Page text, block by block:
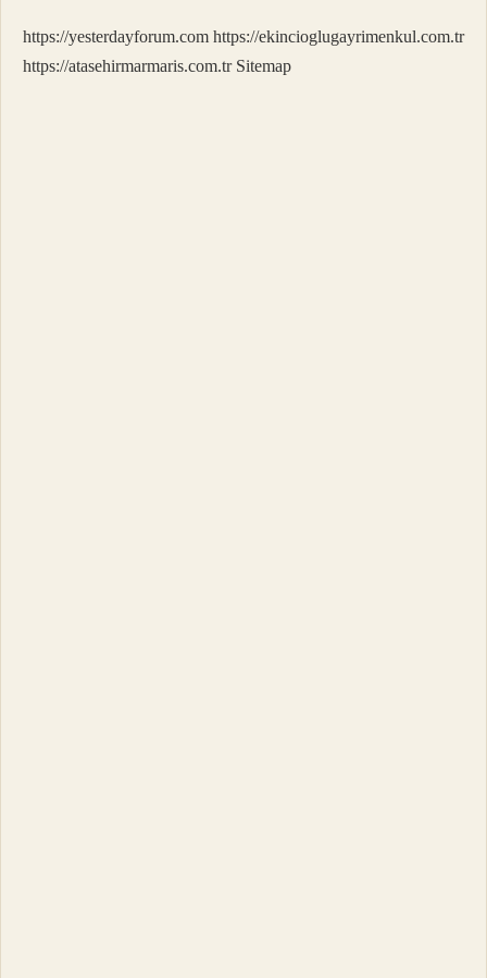
https://yesterdayforum.com https://ekincioglugayrimenkul.com.tr
https://atasehirmarmaris.com.tr Sitemap